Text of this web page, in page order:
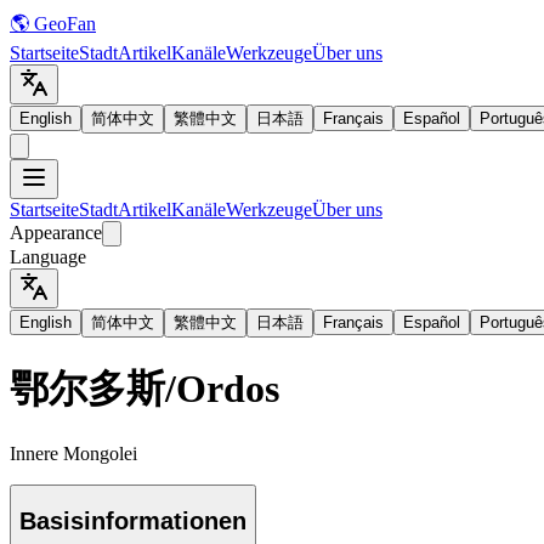
🌎 GeoFan
StartseiteStadtArtikelKanäleWerkzeugeÜber uns
English 简体中文 繁體中文 日本語 Français Español
StartseiteStadtArtikelKanäleWerkzeugeÜber uns
Appearance
Language
English 简体中文 繁體中文 日本語 Français Español
鄂尔多斯/Ordos
Innere Mongolei
Basisinformationen